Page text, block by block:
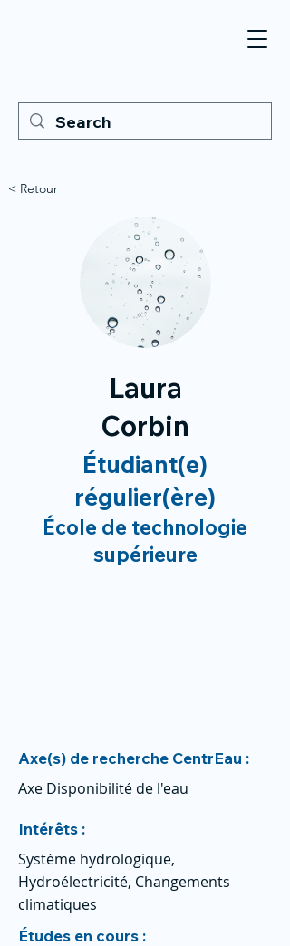
< Retour
Laura
Corbin
Étudiant(e)
régulier(ère)
École de technologie
supérieure
Axe(s) de recherche CentrEau :
Axe Disponibilité de l'eau
Intérêts :
Système hydrologique,
Hydroélectricité, Changements
climatiques
Études en cours :